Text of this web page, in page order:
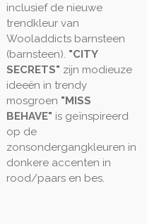
inclusief de nieuwe
trendkleur van
Wooladdicts barnsteen
(barnsteen). "CITY
SECRETS" zijn modieuze
ideeën in trendy
mosgroen "MISS
BEHAVE" is geïnspireerd
op de
zonsondergangkleuren in
donkere accenten in
rood/paars en bes.